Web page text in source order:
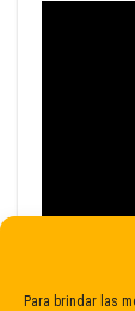
Para brindar las